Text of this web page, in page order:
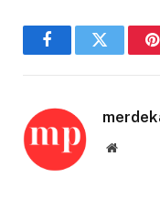
FacebookTwitter
Website